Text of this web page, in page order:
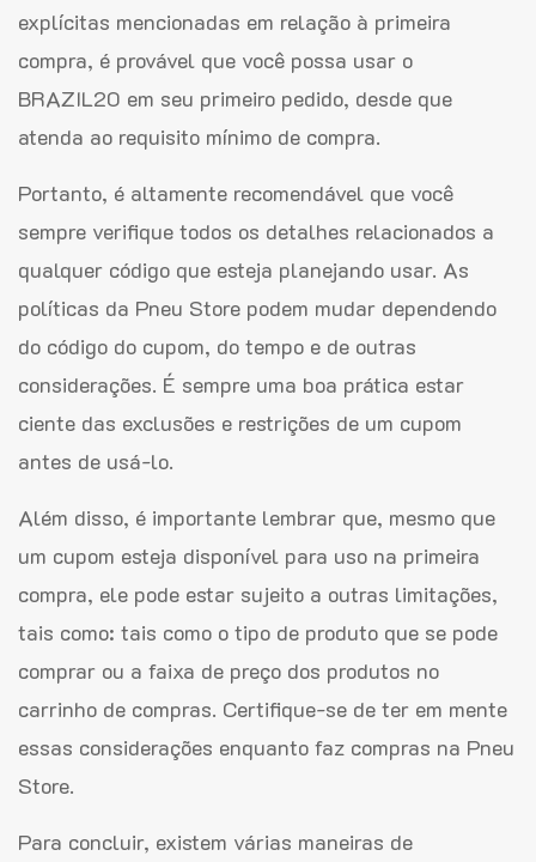
explícitas mencionadas em relação à primeira
compra, é provável que você possa usar o
BRAZIL20 em seu primeiro pedido, desde que
atenda ao requisito mínimo de compra.
Portanto, é altamente recomendável que você
sempre verifique todos os detalhes relacionados a
qualquer código que esteja planejando usar. As
políticas da Pneu Store podem mudar dependendo
do código do cupom, do tempo e de outras
considerações. É sempre uma boa prática estar
ciente das exclusões e restrições de um cupom
antes de usá-lo.
Além disso, é importante lembrar que, mesmo que
um cupom esteja disponível para uso na primeira
compra, ele pode estar sujeito a outras limitações,
tais como: tais como o tipo de produto que se pode
comprar ou a faixa de preço dos produtos no
carrinho de compras. Certifique-se de ter em mente
essas considerações enquanto faz compras na Pneu
Store.
Para concluir, existem várias maneiras de